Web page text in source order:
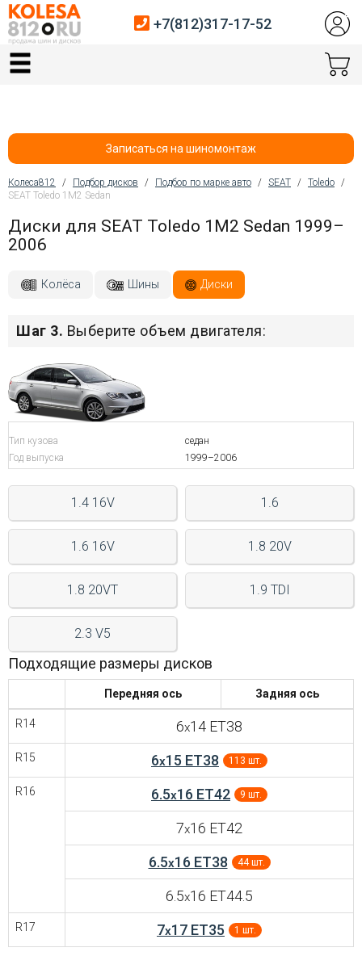
Главная
Автосервис
Услуги шиномонтажа
Хранение шин
Войти на сайт
+7(812)317-
17-
52
Пт:
до
Сб-
Вс:
9:00
до
21:00
+7(812)317-17-52
Записаться на шиномонтаж
Вы здесь
Колеса812 / Подбор дисков / Подбор по марке авто / SEAT / Toledo /
SEAT Toledo 1M2 Sedan
Диски для SEAT Toledo 1M2 Sedan 1999–
2006
Колёса Шины Диски
Шаг 3. Выберите объем двигателя:
Тип кузова
седан
Год выпуска
1999–2006
1.4 16V 1.6
1.6 16V 1.8 20V
1.8 20VT 1.9 TDI
2.3 V5
Подходящие размеры дисков
Передняя ось Задняя ось
R14 6x14 ET38
R15 6x15 ET38 113 шт.
R16 6.5x16 ET42 9 шт.
7x16 ET42
6.5x16 ET38 44 шт.
6.5x16 ET44.5
R17 7x17 ET35 1 шт.